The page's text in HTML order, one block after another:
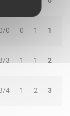
0/0 0 1 1 2
3/3 1 1 2
3/4 1 2 3